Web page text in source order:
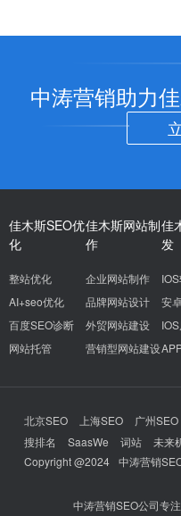
中涛营销助力
佳木斯SEO优
化
整站优化
AI+seo优化
百度SEO诊断
网站托管
佳木斯网站制
作
企业网站制作
品牌网站设计
外贸网站建设
营销型网站建设
佳
发
安
北京SEO 上海SEO 广州SEO
搜排名
SaasWe 词站 未来
Copyright @2024 中涛营销
中涛营销SEO公司专